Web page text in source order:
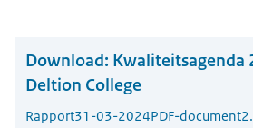
Download: Kwaliteitsagenda
Deltion College
Rapport31-03-2024PDF-document